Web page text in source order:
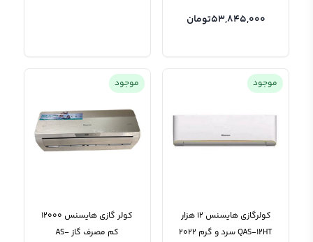
53,845,000تومان
موجود
کولرگازی هایسنس 12 هزار
QAS-12HT سرد و گرم 2022
موجود
کولر گازی هایسنس 12000
کم مصرف گاز AS-